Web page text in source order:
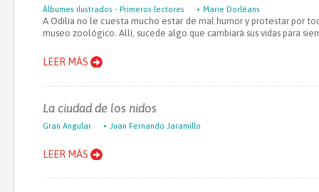
Álbumes ilustrados - Primeros lectores Marie Dorléans
A Odilia no le cuesta mucho estar de mal humor y protestar por
museo zoológico. Allí, sucede algo que cambiará sus vidas para
LEER MÁS
La ciudad de los nidos
Gran Angular Juan Fernando Jaramillo
LEER MÁS